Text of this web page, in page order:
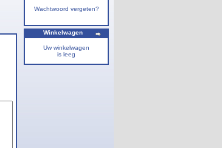
Wachtwoord vergeten?
Winkelwagen
Uw winkelwagen
is leeg